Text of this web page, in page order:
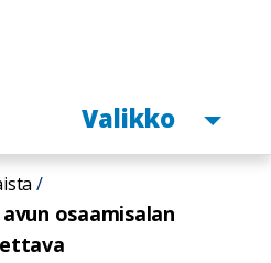
Avaa
Valikko
osaamisalan